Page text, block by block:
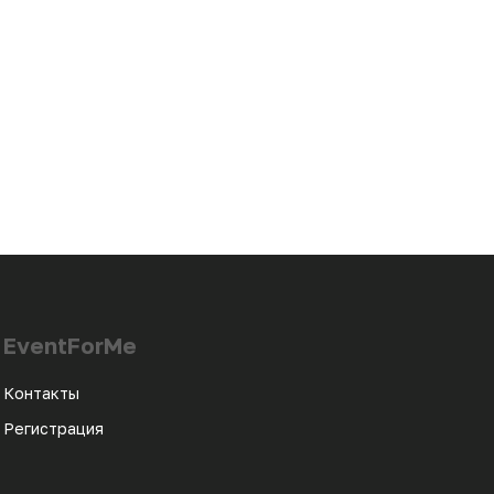
EventForMe
Контакты
Регистрация